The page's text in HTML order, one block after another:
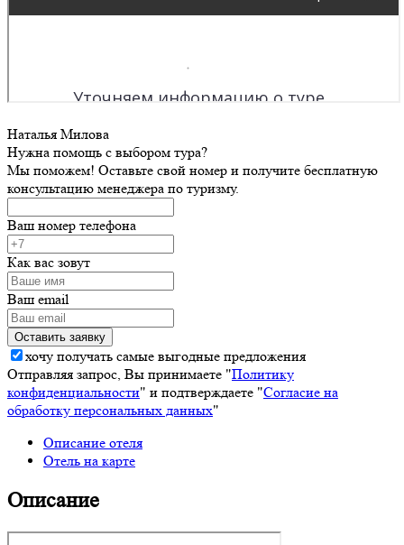
Наталья Милова
Нужна помощь с выбором тура?
Мы поможем! Оставьте свой номер и получите бесплатную
консультацию менеджера по туризму.
Ваш номер телефона
Как вас зовут
Ваш email
хочу получать самые выгодные предложения
Отправляя запрос, Вы принимаете "Политику
конфиденциальности" и подтверждаете "Согласие на
обработку персональных данных"
Описание отеля
Отель на карте
Описание